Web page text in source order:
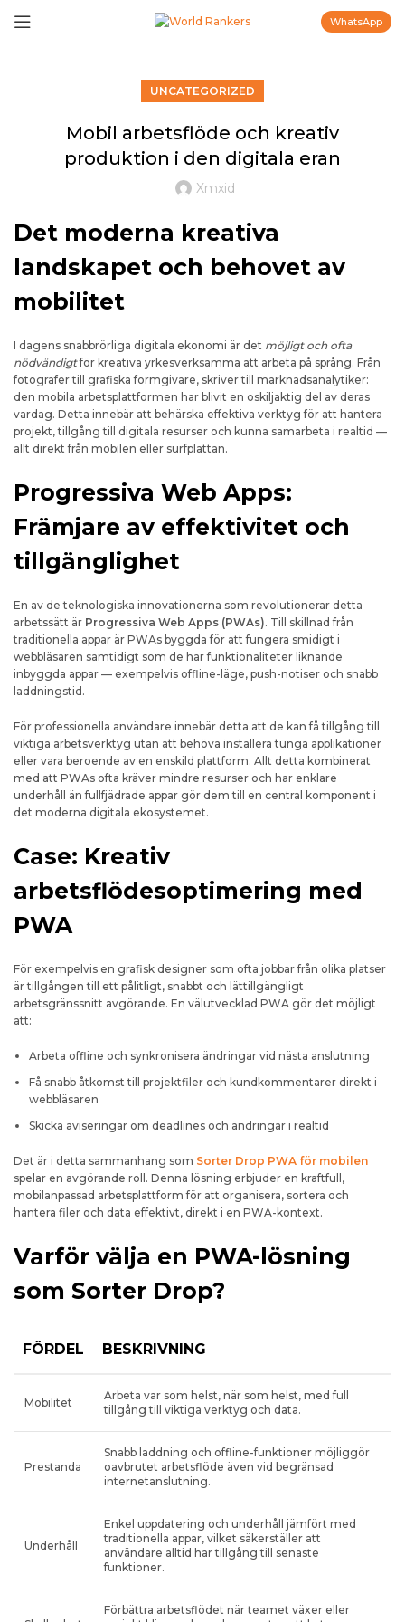
WhatsApp
UNCATEGORIZED
Mobil arbetsflöde och kreativ
produktion i den digitala eran
Xmxid
Det moderna kreativa
landskapet och behovet av
mobilitet
I dagens snabbrörliga digitala ekonomi är det möjligt och ofta
nödvändigtför kreativa yrkesverksamma att arbeta på språng. Från
fotografer till grafiska formgivare, skriver till marknadsanalytiker:
den mobila arbetsplattformen har blivit en oskiljaktig del av deras
vardag. Detta innebär att behärska effektiva verktyg för att hantera
projekt, tillgång till digitala resurser och kunna samarbeta i realtid —
allt direkt från mobilen eller surfplattan.
Progressiva Web Apps:
Främjare av effektivitet och
tillgänglighet
En av de teknologiska innovationerna som revolutionerar detta
arbetssätt är Progressiva Web Apps (PWAs). Till skillnad från
traditionella appar är PWAs byggda för att fungera smidigt i
webbläsaren samtidigt som de har funktionaliteter liknande
inbyggda appar — exempelvis offline-läge, push-notiser och snabb
laddningstid.
För professionella användare innebär detta att de kan få tillgång till
viktiga arbetsverktyg utan att behöva installera tunga applikationer
eller vara beroende av en enskild plattform. Allt detta kombinerat
med att PWAs ofta kräver mindre resurser och har enklare
underhåll än fullfjädrade appar gör dem till en central komponent i
det moderna digitala ekosystemet.
Case: Kreativ
arbetsflödesoptimering med
PWA
För exempelvis en grafisk designer som ofta jobbar från olika platser
är tillgången till ett pålitligt, snabbt och lättillgängligt
arbetsgränssnitt avgörande. En välutvecklad PWA gör det möjligt
att:
Arbeta offline och synkronisera ändringar vid nästa anslutning
Få snabb åtkomst till projektfiler och kundkommentarer direkt i
webbläsaren
Skicka aviseringar om deadlines och ändringar i realtid
Det är i detta sammanhang som Sorter Drop PWA för mobilen
spelar en avgörande roll. Denna lösning erbjuder en kraftfull,
mobilanpassad arbetsplattform för att organisera, sortera och
hantera filer och data effektivt, direkt i en PWA-kontext.
Varför välja en PWA-lösning
som Sorter Drop?
FÖRDEL BESKRIVNING
Mobilitet
Arbeta var som helst, när som helst, med full
tillgång till viktiga verktyg och data.
Prestanda
Snabb laddning och offline-funktioner möjliggör
oavbrutet arbetsflöde även vid begränsad
internetanslutning.
Underhåll
Enkel uppdatering och underhåll jämfört med
traditionella appar, vilket säkerställer att
användare alltid har tillgång till senaste
funktioner.
Förbättra arbetsflödet när teamet växer eller